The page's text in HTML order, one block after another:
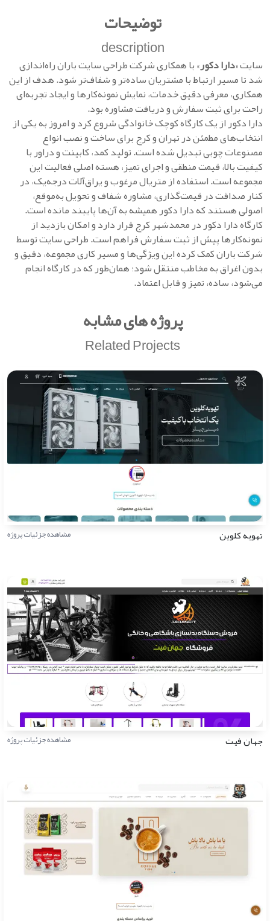
توضیحات
description
سایت «دارا دکور» با همکاری شرکت طراحی سایت باران راه‌اندازی
شد تا مسیر ارتباط با مشتریان ساده‌تر و شفاف‌تر شود. هدف از این
همکاری، معرفی دقیق خدمات، نمایش نمونه‌کارها و ایجاد تجربه‌ای
راحت برای ثبت سفارش و دریافت مشاوره بود.
دارا دکور از یک کارگاه کوچک خانوادگی شروع کرد و امروز به یکی از
انتخاب‌های مطمئن در تهران و کرج برای ساخت و نصب انواع
مصنوعات چوبی تبدیل شده است. تولید کمد، کابینت و دراور با
کیفیت بالا، قیمت منطقی و اجرای تمیز، هسته اصلی فعالیت این
مجموعه است. استفاده از متریال مرغوب و یراق‌آلات درجه‌یک، در
کنار صداقت در قیمت‌گذاری، مشاوره شفاف و تحویل به‌موقع،
اصولی هستند که دارا دکور همیشه به آن‌ها پایبند مانده است.
کارگاه دارا دکور در محمدشهر کرج قرار دارد و امکان بازدید از
نمونه‌کارها پیش از ثبت سفارش فراهم است. طراحی سایت توسط
شرکت باران کمک کرده این ویژگی‌ها و مسیر کاری مجموعه، دقیق و
بدون اغراق به مخاطب منتقل شود؛ همان‌طور که در کارگاه انجام
می‌شود، ساده، تمیز و قابل اعتماد.
پروژه های مشابه
Related Projects
تهویه کلوین مشاهده جزئیات پروژه
جهان فیت مشاهده جزئیات پروژه